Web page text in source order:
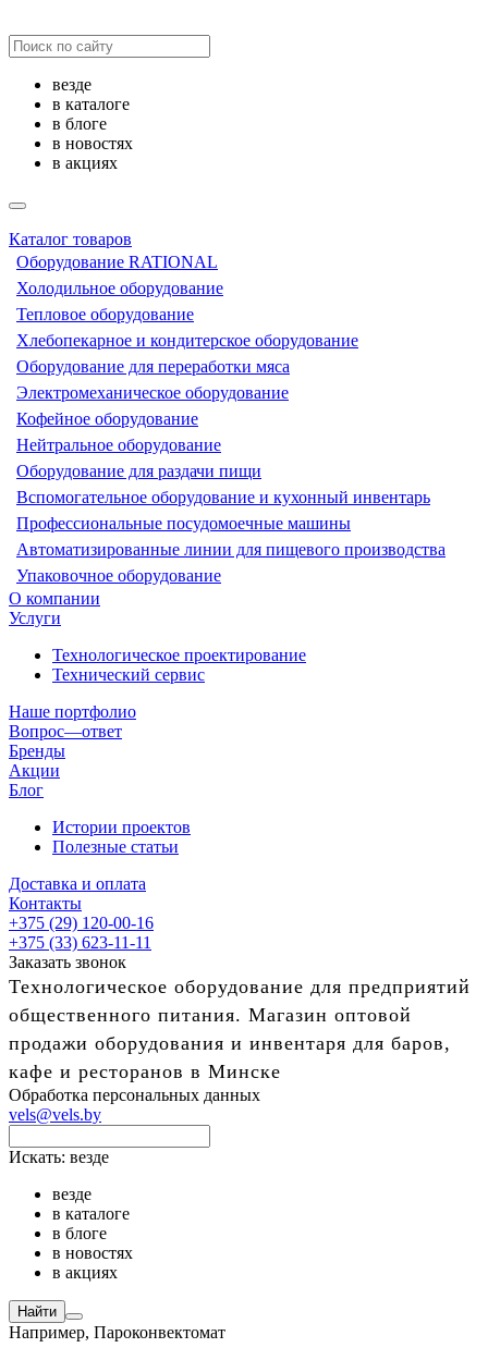
везде
в каталоге
в блоге
в новостях
в акциях
Каталог товаров
Оборудование RATIONAL
Холодильное оборудование
Тепловое оборудование
Хлебопекарное и кондитерское оборудование
Оборудование для переработки мяса
Электромеханическое оборудование
Кофейное оборудование
Нейтральное оборудование
Оборудование для раздачи пищи
Вспомогательное оборудование и кухонный инвентарь
Профессиональные посудомоечные машины
Автоматизированные линии для пищевого производства
Упаковочное оборудование
О компании
Услуги
Технологическое проектирование
Технический сервис
Наше портфолио
Вопрос—ответ
Бренды
Акции
Блог
Истории проектов
Полезные статьи
Доставка и оплата
Контакты
+375 (29) 120-00-16
+375 (33) 623-11-11
Заказать звонок
Технологическое оборудование для предприятий
общественного питания. Магазин оптовой
продажи оборудования и инвентаря для баров,
кафе и ресторанов в Минске
Обработка персональных данных
vels@vels.by
Искать: везде
везде
в каталоге
в блоге
в новостях
в акциях
Найти
Например, Пароконвектомат